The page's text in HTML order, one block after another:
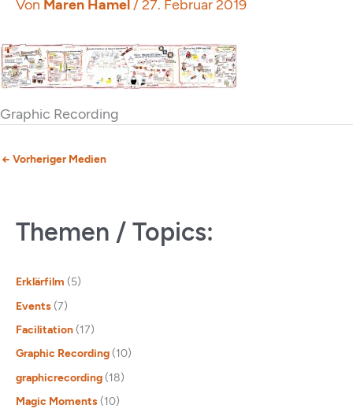
Von Maren Hamel/27. Februar 2019
Graphic Recording
← Vorheriger Medien
Themen / Topics:
Erklärfilm (5)
Events (7)
Facilitation (17)
Graphic Recording (10)
graphicrecording (18)
Magic Moments (10)